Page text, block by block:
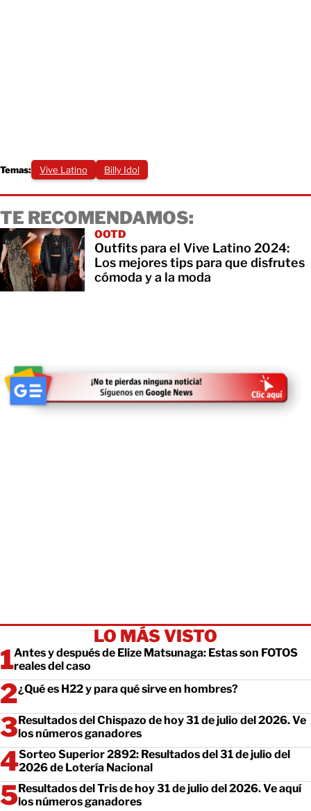
Temas: Vive Latino Billy Idol
TE RECOMENDAMOS:
OOTD
Outfits para el Vive Latino 2024:
Los mejores tips para que disfrutes
cómoda y a la moda
LO MÁS VISTO
Antes y después de Elize Matsunaga: Estas son FOTOS
reales del caso
¿Qué es H22 y para qué sirve en hombres?
Resultados del Chispazo de hoy 31 de julio del 2026. Ve
los números ganadores
Sorteo Superior 2892: Resultados del 31 de julio del
2026 de Lotería Nacional
Resultados del Tris de hoy 31 de julio del 2026. Ve aquí
los números ganadores